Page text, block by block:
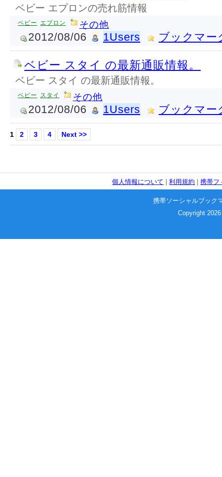
ベビー エプロンの売れ筋情報
ベビー エプロン その他
2012/08/06 1Users ブックマー
ベビー スタイ の最新通販情報。
ベビー スタイ の最新通販情報。
ベビー スタイ その他
2012/08/06 1Users ブックマー
1 2 3 4 Next >>
個人情報について |利用規約 |携帯フ
携帯ソーシャルブック
Copyright